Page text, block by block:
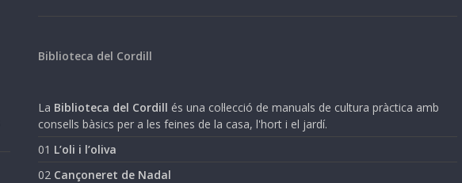
Biblioteca del Cordill
La Biblioteca del Cordill és una col·lecció de manuals de cultura pràctica amb
consells bàsics per a les feines de la casa, l'hort i el jardí.
01 L’oli i l’oliva
02 Cançoneret de Nadal